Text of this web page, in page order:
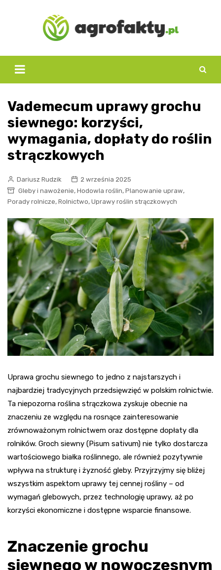
Vademecum uprawy grochu
siewnego: korzyści,
wymagania, dopłaty do roślin
strączkowych
Dariusz Rudzik
2 września 2025
Gleby i nawożenie, Hodowla roślin, Planowanie upraw,
Porady rolnicze, Rolnictwo, Uprawy roślin strączkowych
Uprawa grochu siewnego to jedno z najstarszych i
najbardziej tradycyjnych przedsięwzięć w polskim rolnictwie.
Ta niepozorna roślina strączkowa zyskuje obecnie na
znaczeniu ze względu na rosnące zainteresowanie
zrównoważonym rolnictwem oraz dostępne dopłaty dla
rolników. Groch siewny (Pisum sativum) nie tylko dostarcza
wartościowego białka roślinnego, ale również pozytywnie
wpływa na strukturę i żyzność gleby. Przyjrzyjmy się bliżej
wszystkim aspektom uprawy tej cennej rośliny – od
wymagań glebowych, przez technologię uprawy, aż po
korzyści ekonomiczne i dostępne wsparcie finansowe.
Znaczenie grochu
siewnego w nowoczesnym